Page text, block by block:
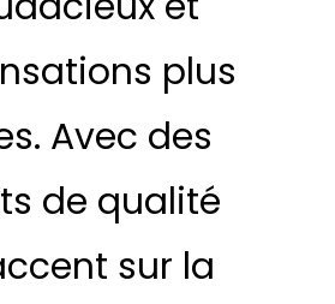
plus
Avec des
de qualité
sur la